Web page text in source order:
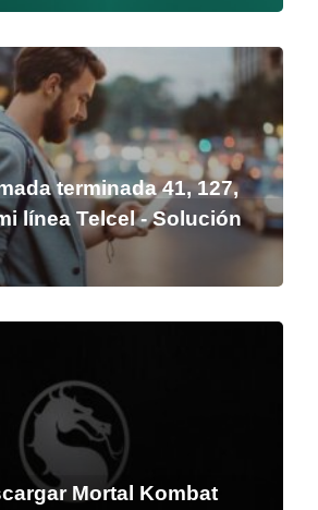
terminada 41, 127,
línea Telcel - Solución
Mortal Kombat